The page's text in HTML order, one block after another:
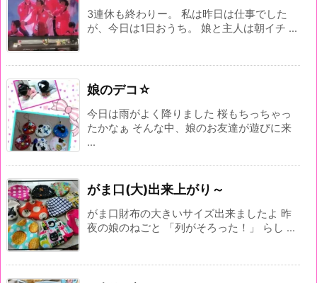
3連休も終わりー。 私は昨日は仕事でした
が、今日は1日おうち。 娘と主人は朝イチ ...
娘のデコ☆
今日は雨がよく降りました 桜もちっちゃっ
たかなぁ そんな中、娘のお友達が遊びに来
...
がま口(大)出来上がり～
がま口財布の大きいサイズ出来ましたよ 昨
夜の娘のねごと 「列がそろった！」 らし ...